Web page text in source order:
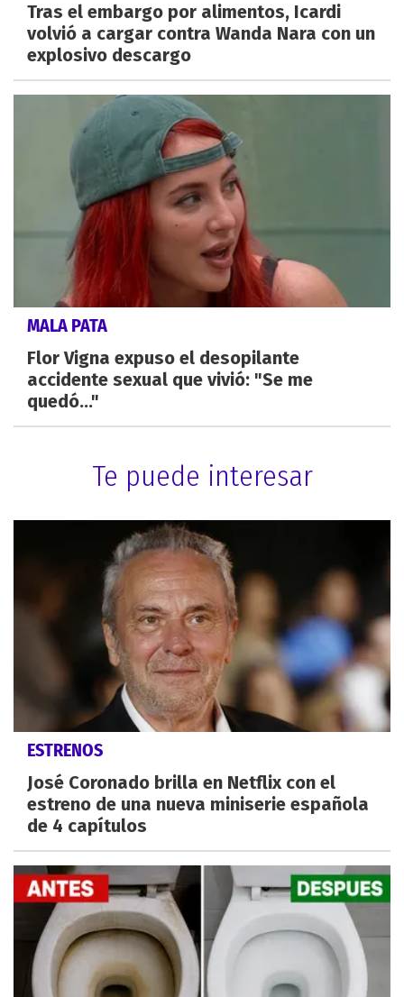
Tras el embargo por alimentos, Icardi
volvió a cargar contra Wanda Nara con un
explosivo descargo
MALA PATA
Flor Vigna expuso el desopilante
accidente sexual que vivió: "Se me
quedó..."
Te puede interesar
ESTRENOS
José Coronado brilla en Netflix con el
estreno de una nueva miniserie española
de 4 capítulos